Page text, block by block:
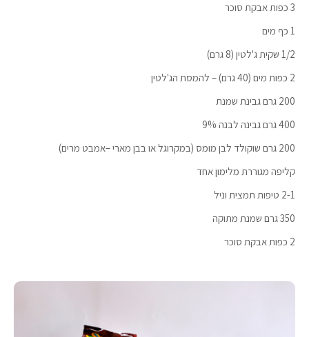
3 כפות אבקת סוכר
1 כף מים
1/2 שקית ג'לטין (8 גרם)
2 כפות מים (40 גרם) – להמסת הג'לטין
200 גרם גבינת שמנת
400 גרם גבינה לבנה 9%
200 גרם שוקולד לבן מומס (במקרוגל או בבן מארי –אמבט מרים)
קליפה מגוררת מלימון אחד
2-1 טיפות תמצית וניל
350 גרם שמנת מתוקה
2 כפות אבקת סוכר